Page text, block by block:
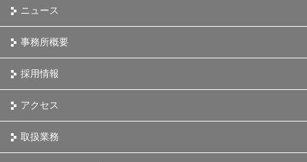
ニュース
事務所概要
採用情報
アクセス
取扱業務